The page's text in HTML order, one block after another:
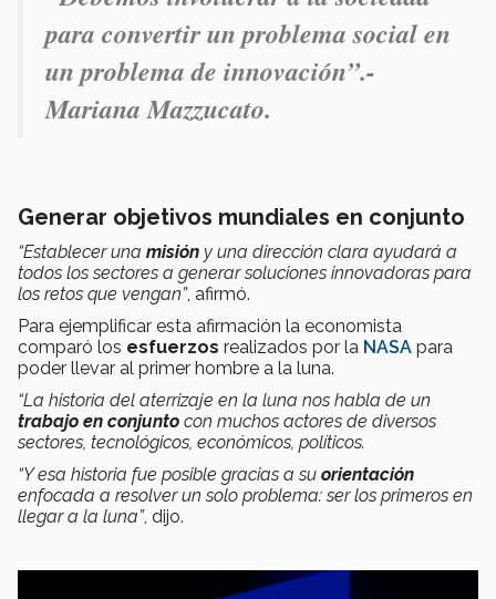
para convertir un problema social en
un problema de innovación”.-
Mariana Mazzucato.
Generar objetivos mundiales en conjunto
“Establecer una misión y una dirección clara ayudará a
todos los sectores a generar soluciones innovadoras para
los retos que vengan”, afirmó.
Para ejemplificar esta afirmación la economista
comparó los esfuerzos realizados por la NASA para
poder llevar al primer hombre a la luna.
“La historia del aterrizaje en la luna nos habla de un
trabajo en conjunto con muchos actores de diversos
sectores, tecnológicos, económicos, políticos.
“Y esa historia fue posible gracias a su orientación
enfocada a resolver un solo problema: ser los primeros en
llegar a la luna”, dijo.